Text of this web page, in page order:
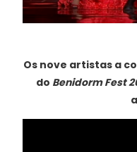
Os nove artistas a
do Benidorm Fest